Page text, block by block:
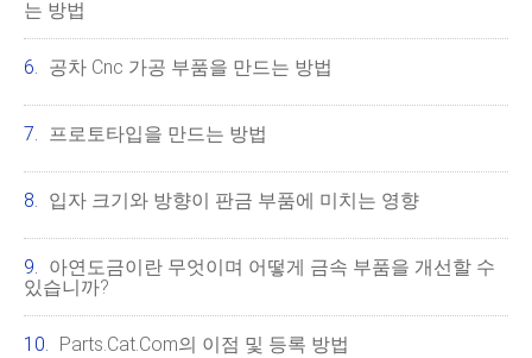
는 방법
공차 Cnc 가공 부품을 만드는 방법
프로토타입을 만드는 방법
입자 크기와 방향이 판금 부품에 미치는 영향
아연도금이란 무엇이며 어떻게 금속 부품을 개선할 수
있습니까?
Parts.Cat.Com의 이점 및 등록 방법